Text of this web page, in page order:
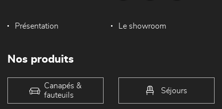
Présentation Le showroom
Nos produits
Canapés &
fauteuils
Séjours